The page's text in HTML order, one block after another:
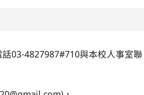
03-4827987#710與本校人事室聯